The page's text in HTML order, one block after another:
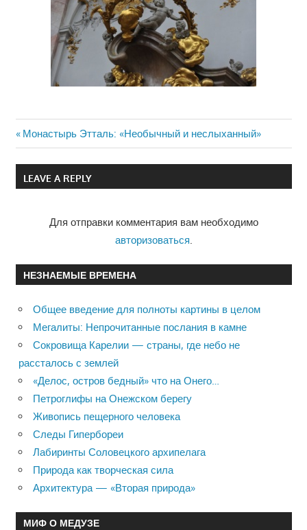
Навигация
по
Previous
Post:
Монастырь Этталь: «Необычный и неслыханный»
LEAVE A REPLY
Для отправки комментария вам необходимо
авторизоваться
НЕЗНАЕМЫЕ ВРЕМЕНА
Общее введение для полноты картины в целом
Мегалиты: Непрочитанные послания в камне
Сокровища Карелии — страны, где небо не
рассталось с землей
«Делос, остров бедный» что на Онего…
Петроглифы на Онежском берегу
Живопись пещерного человека
Следы Гипербореи
Лабиринты Соловецкого архипелага
Природа как творческая сила
Архитектура — «Вторая природа»
МИФ О МЕДУЗЕ